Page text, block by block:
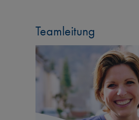
Teamleitung